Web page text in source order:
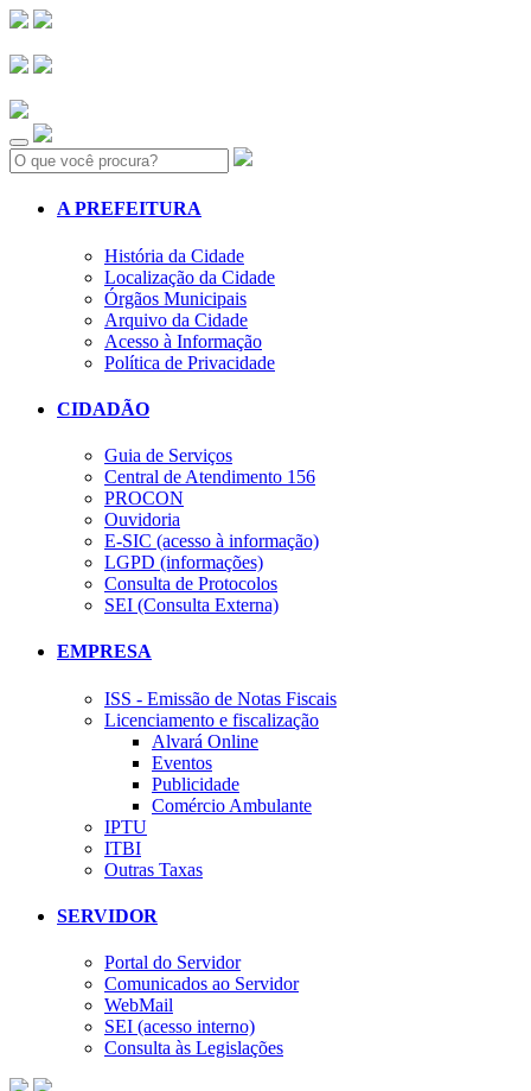
Search:
A PREFEITURA
História da Cidade
Localização da Cidade
Órgãos Municipais
Arquivo da Cidade
Acesso à Informação
Política de Privacidade
CIDADÃO
Guia de Serviços
Central de Atendimento 156
PROCON
Ouvidoria
E-SIC (acesso à informação)
LGPD (informações)
Consulta de Protocolos
SEI (Consulta Externa)
EMPRESA
ISS - Emissão de Notas Fiscais
Licenciamento e fiscalização
Alvará Online
Eventos
Publicidade
Comércio Ambulante
IPTU
ITBI
Outras Taxas
SERVIDOR
Portal do Servidor
Comunicados ao Servidor
WebMail
SEI (acesso interno)
Consulta às Legislações